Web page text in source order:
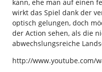
kann, ehe man auf einen
wirkt das Spiel dank der
optisch gelungen, doch
der Action sehen, als die
abwechslungsreiche
http://www.youtube.com/